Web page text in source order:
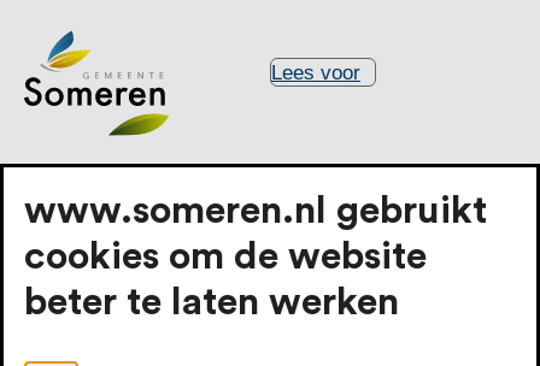
Lees voor
www.someren.nl gebruikt
cookies om de website
beter te laten werken